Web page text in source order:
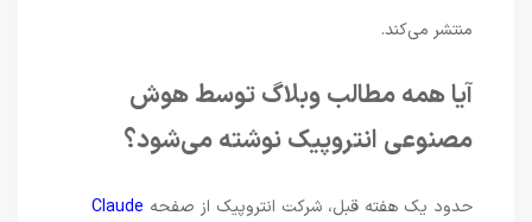
منتشر می‌کند.
آیا همه مطالب وبلاگ توسط هوش
مصنوعی انتروپیک نوشته می‌شود؟
حدود یک هفته قبل، شرکت انتروپیک از صفحهClaude